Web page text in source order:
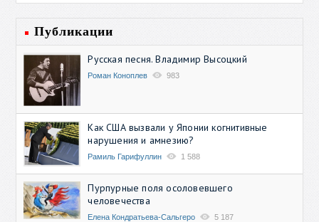
Публикации
Русская песня. Владимир Высоцкий
Роман Коноплев 983
Как США вызвали у Японии когнитивные
нарушения и амнезию?
Рамиль Гарифуллин 1 588
Пурпурные поля осоловевшего
человечества
Елена Кондратьева-Сальгеро 5 187